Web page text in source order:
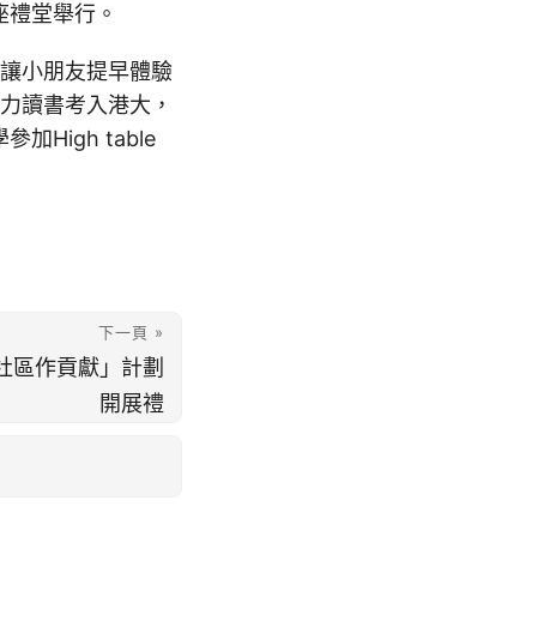
堂舉行。
小朋友提早體驗
讀書考入港大，
參加High table
下一頁 »
區作貢獻」計劃
開展禮